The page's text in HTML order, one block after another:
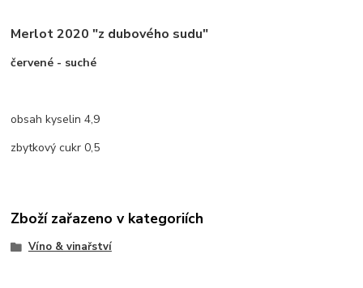
Merlot 2020 "z dubového sudu"
červené - suché
obsah kyselin 4,9
zbytkový cukr 0,5
Zboží zařazeno v kategoriích
Víno & vinařství